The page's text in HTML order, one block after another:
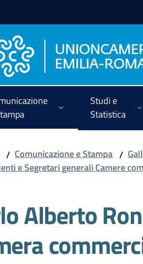
Studi e
Statistica
/ Comunicazione e Stampa /
e Segretari generali Camere
Alberto